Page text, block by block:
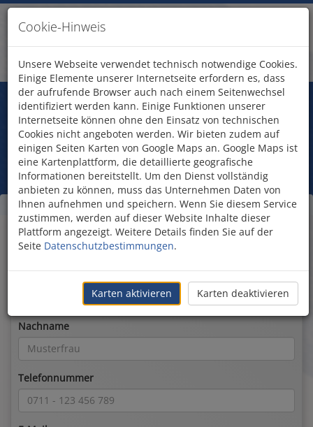
Unterkunft anfragen
Fragen?
Treten Sie mit uns in Kontakt!
Unterkunft Hotel U Coral
Beach Club Eilat anfragen
Unterkunft anfragen
Vorname
Nachname
Telefonnummer
Cookie-Hinweis
Unsere Webseite verwendet technisch notwendige Cookies.
Einige Elemente unserer Internetseite erfordern es, dass
der aufrufende Browser auch nach einem Seitenwechsel
identifiziert werden kann. Einige Funktionen unserer
Internetseite können ohne den Einsatz von technischen
Cookies nicht angeboten werden. Wir bieten zudem auf
einigen Seiten Karten von Google Maps an. Google Maps ist
eine Kartenplattform, die detaillierte geografische
Informationen bereitstellt. Um den Dienst vollständig
anbieten zu können, muss das Unternehmen Daten von
Ihnen aufnehmen und speichern. Wenn Sie diesem Service
zustimmen, werden auf dieser Website Inhalte dieser
Plattform angezeigt. Weitere Details finden Sie auf der
Seite Datenschutzbestimmungen.
Karten deaktivieren
Karten aktivieren